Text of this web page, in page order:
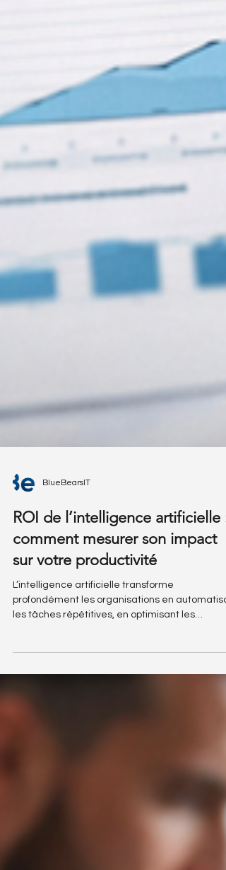
ROI de l’intelligence artificielle :
comment mesurer son impact
sur votre productivité
L’intelligence artificielle transforme
processus métiers et en améliorant la prise de